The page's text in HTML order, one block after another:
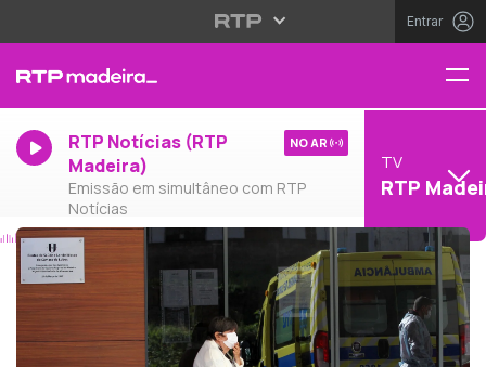
Entrar
RTP Notícias (RTP
Madeira)
Emissão em simultâneo com RTP
Notícias
NO AR
TV
RTP